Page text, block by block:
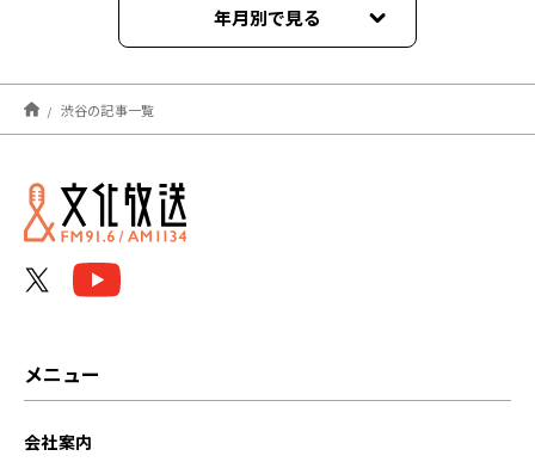
年月別で見る
2025年03月
2021年12月
渋谷の記事一覧
メニュー
会社案内